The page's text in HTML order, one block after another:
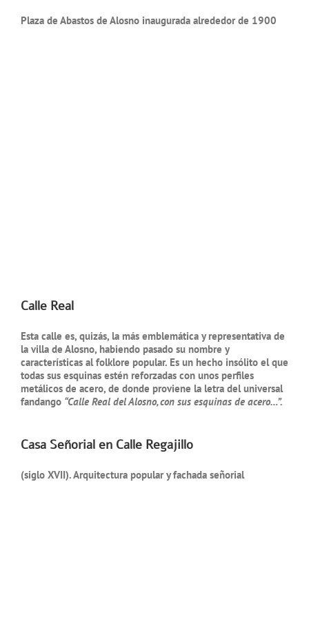
Plaza de Abastos de Alosno inaugurada alrededor de 1900
Calle Real
Esta calle es, quizás, la más emblemática y representativa de
la villa de Alosno, habiendo pasado su nombre y
características al folklore popular. Es un hecho insólito el que
todas sus esquinas estén reforzadas con unos perfiles
metálicos de acero, de donde proviene la letra del universal
fandango “Calle Real del Alosno, con sus esquinas de acero…”.
Casa Señorial en Calle Regajillo
(siglo XVII). Arquitectura popular y fachada señorial